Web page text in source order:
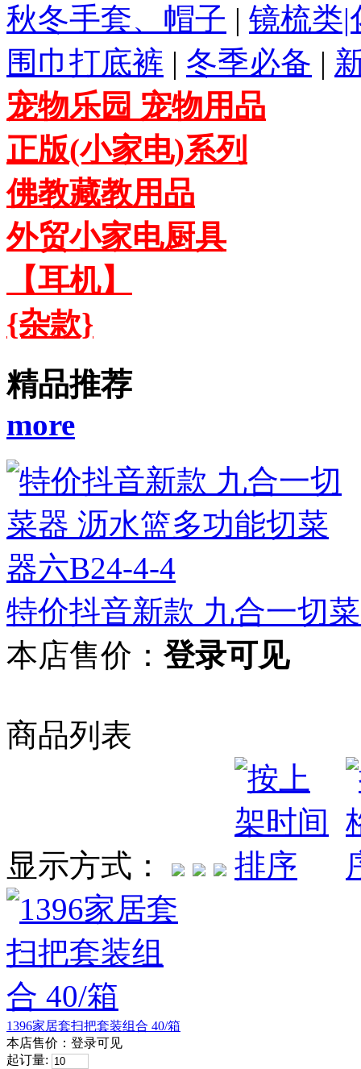
秋冬手套、帽子 | 镜梳类|
围巾打底裤 | 冬季必备 |
宠物乐园 宠物用品
正版(小家电)系列
佛教藏教用品
外贸小家电厨具
【耳机】
{杂款}
精品推荐
more
特价抖音新款 九合一切
本店售价：登录可见
商品列表
显示方式：
1396家居套扫把套装组合 40/箱
本店售价： 登录可见
起订量: